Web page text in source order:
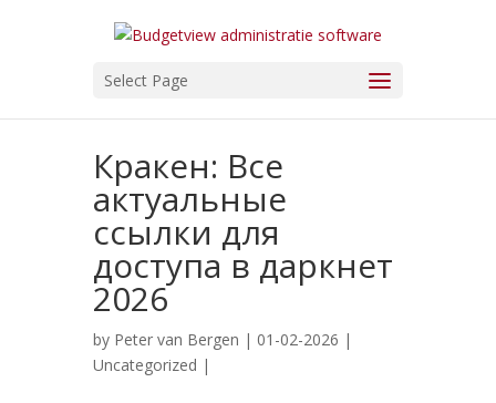
Select Page
Кракен: Все
актуальные
ссылки для
доступа в даркнет
2026
by Peter van Bergen | 01-02-2026 |
Uncategorized |